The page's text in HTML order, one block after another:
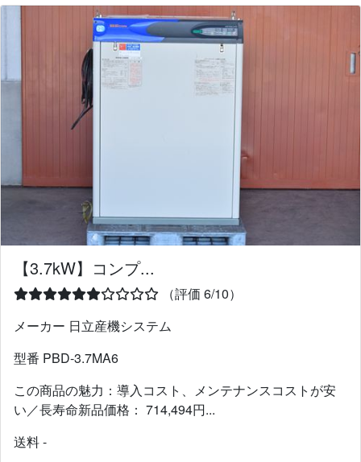
【3.7kW】コンプ...
（評価 6/10）
メーカー 日立産機システム
型番 PBD-3.7MA6
この商品の魅力：導入コスト、メンテナンスコストが安
い／長寿命新品価格： 714,494円...
送料 -